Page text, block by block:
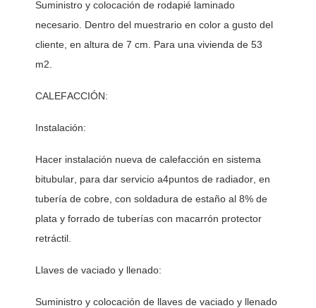
Suministro y colocación de rodapié laminado
necesario. Dentro del muestrario en color a gusto del
cliente, en altura de 7 cm. Para una vivienda de 53
m2.
CALEFACCIÓN:
Instalación:
Hacer instalación nueva de calefacción en sistema
bitubular, para dar servicio a4puntos de radiador, en
tubería de cobre, con soldadura de estaño al 8% de
plata y forrado de tuberías con macarrón protector
retráctil.
Llaves de vaciado y llenado:
Suministro y colocación de llaves de vaciado y llenado